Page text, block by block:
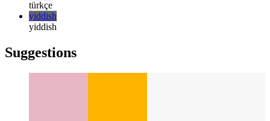
русский
русский
türkçe
yiddish
yiddish